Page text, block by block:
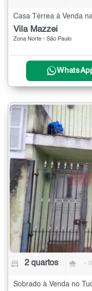
Casa Térrea à Venda
Vila Mazzei
Zona Norte - São Paulo
2 quartos -
Sobrado à Venda no